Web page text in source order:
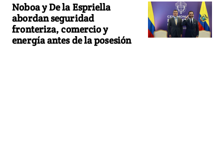
Noboa y De la Espriella
abordan seguridad
fronteriza, comercio y
energía antes de la posesión